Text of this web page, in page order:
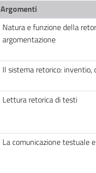
Argomenti
Natura e funzione della
argomentazione
Il sistema retorico: inventio,
Lettura retorica di testi
La comunicazione testuale